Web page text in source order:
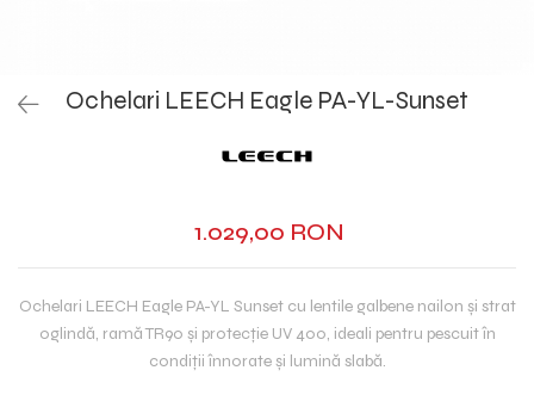
Ochelari LEECH Eagle PA-YL-Sunset
1.029,00 RON
Ochelari LEECH Eagle PA-YL Sunset cu lentile galbene nailon și strat
oglindă, ramă TR90 și protecție UV 400, ideali pentru pescuit în
condiții înnorate și lumină slabă.